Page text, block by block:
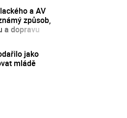
a AV
způsob,
a dopravu
jako
mládě